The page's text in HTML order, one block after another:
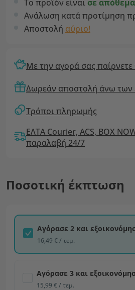
Το προϊόν είναι σε απόθεμα
Ανάλωση κατά προτίμηση
Αποστολή αύριο!
Με την αγορά σας παίρνετε
Δωρεάν αποστολή άνω των
Τρόποι πληρωμής
ΕΛΤΑ Courier, ACS, BOX
παραλαβή 24/7
Ποσοτική έκπτωση
Αγόρασε 2 και
16,49 € / τεμ.
Αγόρασε 3 και
15,99 € / τεμ.